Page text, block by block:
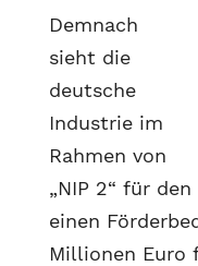
Demnach
sieht die
deutsche
Industrie im
Rahmen von
„NIP 2“ für
einen
Millionen Euro